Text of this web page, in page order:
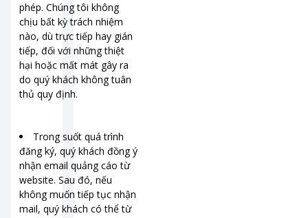
phép. Chúng tôi không
chịu bất kỳ trách nhiệm
nào, dù trực tiếp hay gián
tiếp, đối với những thiệt
hại hoặc mất mát gây ra
do quý khách không tuân
thủ quy định.
Trong suốt quá trình
đăng ký, quý khách đồng ý
nhận email quảng cáo từ
website. Sau đó, nếu
không muốn tiếp tục nhận
mail, quý khách có thể từ